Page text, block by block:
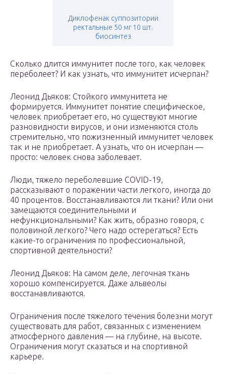
Диклофенак суппозитории
ректальные 50 мг 10 шт.
биосинтез
Сколько длится иммунитет после того, как человек
переболеет? И как узнать, что иммунитет исчерпан?
Леонид Дьяков: Стойкого иммунитета не
формируется. Иммунитет понятие специфическое,
человек приобретает его, но существуют многие
разновидности вирусов, и они изменяются столь
стремительно, что пожизненный иммунитет человек
так и не приобретает. А узнать, что он исчерпан —
просто: человек снова заболевает.
Люди, тяжело переболевшие COVID-19,
рассказывают о поражении части легкого, иногда до
40 процентов. Восстанавливаются ли ткани? Или они
замещаются соединительными и
нефункциональными? Как жить, образно говоря, с
половиной легкого? Чего надо остерегаться? Есть
какие-то ограничения по профессиональной,
спортивной деятельности?
Леонид Дьяков: На самом деле, легочная ткань
хорошо компенсируется. Даже альвеолы
восстанавливаются.
Ограничения после тяжелого течения болезни могут
существовать для работ, связанных с изменением
атмосферного давления — на глубине, на высоте.
Ограничения могут сказаться и на спортивной
карьере.